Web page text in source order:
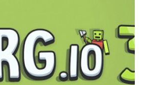
Immortal Redneck